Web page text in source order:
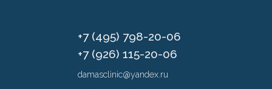
+7 (495) 798-20-06
+7 (926) 115-20-06
damasclinic@yandex.ru